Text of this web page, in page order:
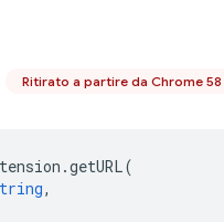
Ritirato a partire da Chrome 58
.getURL(
,